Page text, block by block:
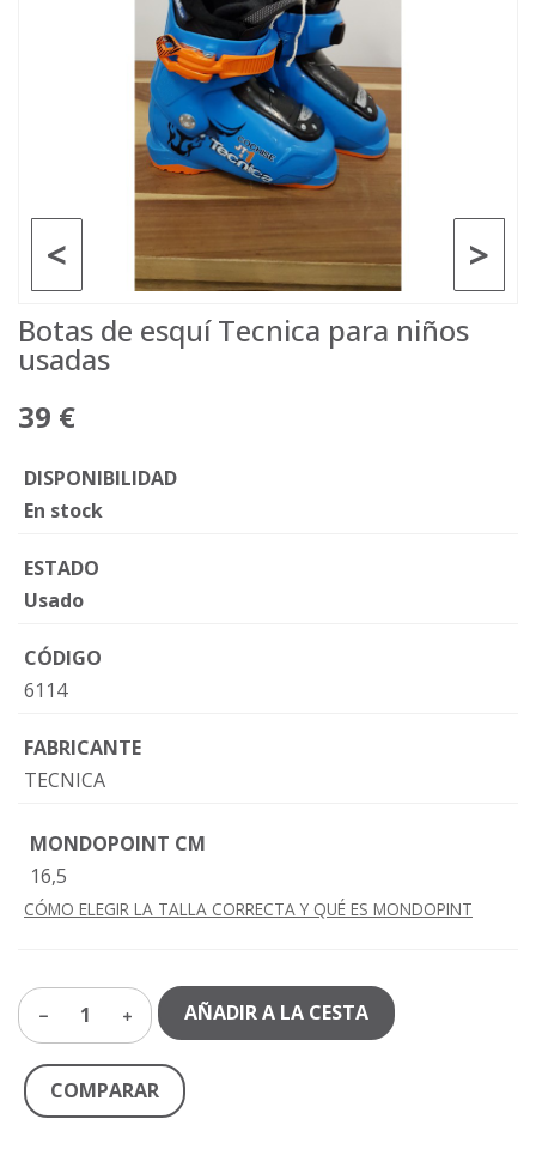
>
<
Botas de esquí Tecnica para niños
usadas
39 €
DISPONIBILIDAD
En stock
ESTADO
Usado
CÓDIGO
6114
FABRICANTE
TECNICA
MONDOPOINT CM
16,5
CÓMO ELEGIR LA TALLA CORRECTA Y QUÉ ES MONDOPINT
1 AÑADIR A LA CESTA
COMPARAR